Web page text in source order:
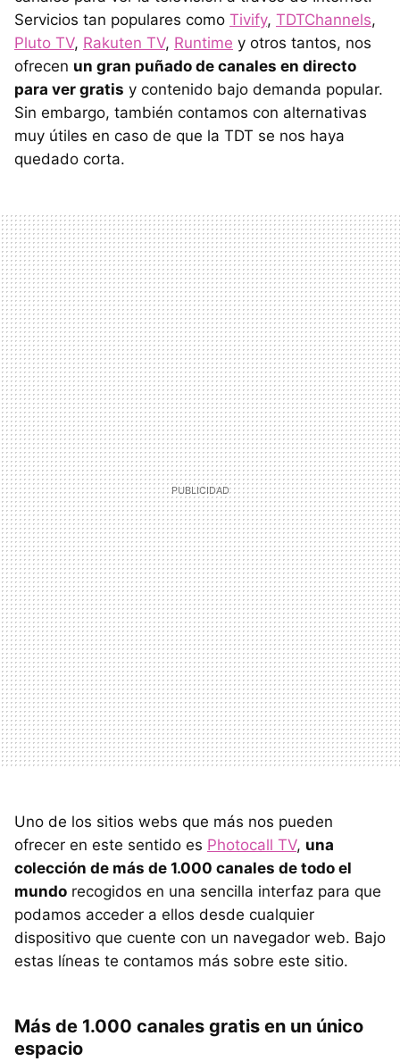
Servicios tan populares como Tivify, TDTChannels,
Pluto TV, Rakuten TV, Runtime y otros tantos, nos
ofrecen un gran puñado de canales en directo
para ver gratis y contenido bajo demanda popular.
Sin embargo, también contamos con alternativas
muy útiles en caso de que la TDT se nos haya
quedado corta.
Uno de los sitios webs que más nos pueden
ofrecer en este sentido es Photocall TV, una
colección de más de 1.000 canales de todo el
mundo recogidos en una sencilla interfaz para que
podamos acceder a ellos desde cualquier
dispositivo que cuente con un navegador web. Bajo
estas líneas te contamos más sobre este sitio.
Más de 1.000 canales gratis en un único
espacio